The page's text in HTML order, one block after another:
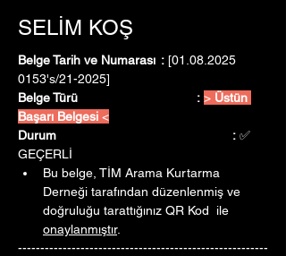
SELİM KOŞ
Belge Tarih ve Numarası	: [01.08.2025
0153's/21-2025]
Belge Türü				: > Üstün
Başarı Belgesi <
Durum					: ✅
GEÇERLİ
Bu belge, TİM Arama Kurtarma
Derneği tarafından düzenlenmiş ve
doğruluğu tarattığınız QR Kod  ile
onaylanmıştır.
--------------------------------------------------------